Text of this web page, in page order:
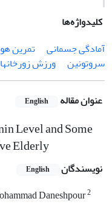
کلیدواژه‌ها
آمادگی جسمانی
تمرین
سروتونین
ورزش
عنوان مقاله English
Level and Some
Elderly
نویسندگان English
Daneshpour2